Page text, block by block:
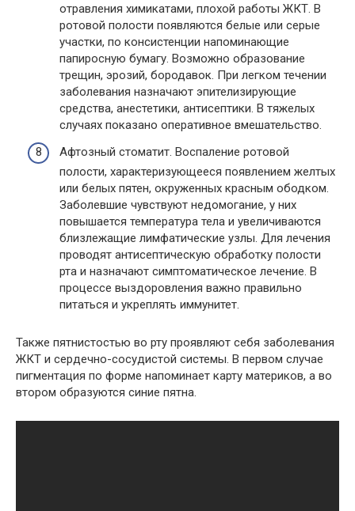
отравления химикатами, плохой работы ЖКТ. В
ротовой полости появляются белые или серые
участки, по консистенции напоминающие
папиросную бумагу. Возможно образование
трещин, эрозий, бородавок. При легком течении
заболевания назначают эпителизирующие
средства, анестетики, антисептики. В тяжелых
случаях показано оперативное вмешательство.
Афтозный стоматит. Воспаление ротовой
полости, характеризующееся появлением желтых
или белых пятен, окруженных красным ободком.
Заболевшие чувствуют недомогание, у них
повышается температура тела и увеличиваются
близлежащие лимфатические узлы. Для лечения
проводят антисептическую обработку полости
рта и назначают симптоматическое лечение. В
процессе выздоровления важно правильно
питаться и укреплять иммунитет.
Также пятнистостью во рту проявляют себя заболевания
ЖКТ и сердечно-сосудистой системы. В первом случае
пигментация по форме напоминает карту материков, а во
втором образуются синие пятна.